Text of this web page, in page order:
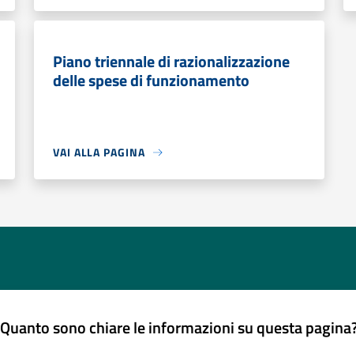
Piano triennale di razionalizzazione
delle spese di funzionamento
VAI ALLA PAGINA
Quanto sono chiare le informazioni su questa